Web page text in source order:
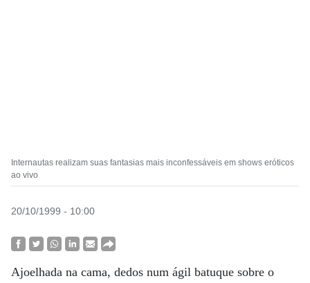
Internautas realizam suas fantasias mais inconfessáveis em shows eróticos
ao vivo
20/10/1999 - 10:00
Ajoelhada na cama, dedos num ágil batuque sobre o